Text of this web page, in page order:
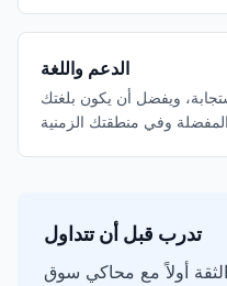
الدعم واللغة
ويفضل أن يكون بلغتك
تدرب قبل أن تتداول
أولاً مع محاكي سوق